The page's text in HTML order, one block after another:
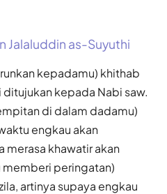
Jalaluddin as-Suyuthi
kepadamu) khithab
kepada Nabi saw.
di dalam dadamu)
engkau akan
merasa khawatir akan
memberi peringatan)
artinya supaya engkau